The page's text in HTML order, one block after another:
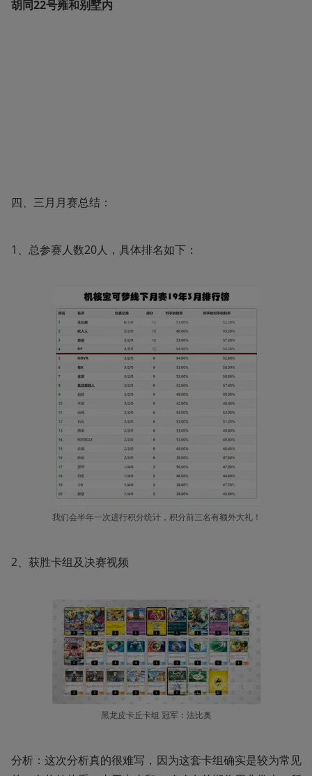
胡同22号雍和别墅内
四、三月月赛总结：
1、总参赛人数20人，具体排名如下：
我们会半年一次进行积分统计，积分前三名有额外大礼！
2、获胜卡组及决赛视频
黑龙皮卡丘卡组 冠军：法比奥
分析：这次分析真的很难写，因为这套卡组确实是较为常见